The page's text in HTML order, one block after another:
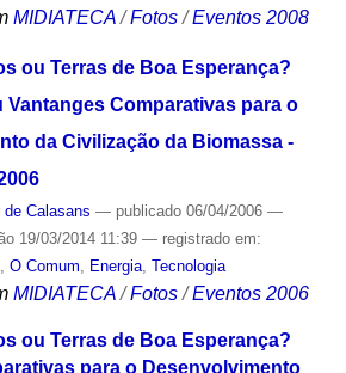
MIDIATECA /Fotos /Eventos 2008
ou Terras de Boa Esperança?
Vantanges Comparativas para o
da Civilização da Biomassa -
de Calasans — publicado06/04/2006 —
19/03/2014 11:39 — registrado em:
, O Comum, Energia, Tecnologia
MIDIATECA /Fotos /Eventos 2006
ou Terras de Boa Esperança?
para o Desenvolvimento